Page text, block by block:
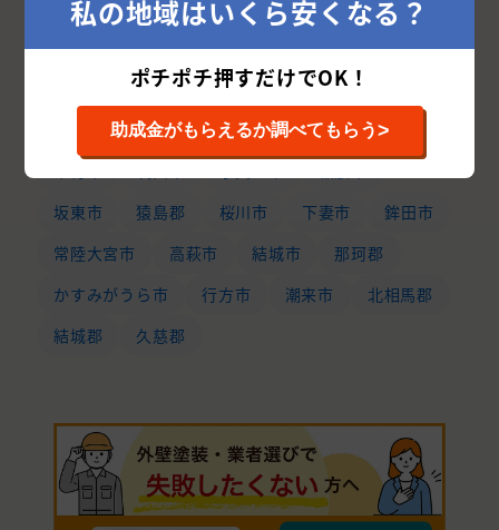
ひたちなか市 取手市 龍ケ崎市
土浦市
稲敷郡
守谷市 東茨城郡
牛久市
つくばみらい市
石岡市 北茨城市
神栖市 鹿嶋市
常陸太田市
坂東市
猿島郡 桜川市 下妻市
鉾田市
常陸大宮市
高萩市 結城市
那珂郡
かすみがうら市
行方市 潮来市
北相馬郡
結城郡
久慈郡
私の地域はいくら安くなる？
ポチポチ押すだけでOK！
助成金がもらえるか調べてもらう>